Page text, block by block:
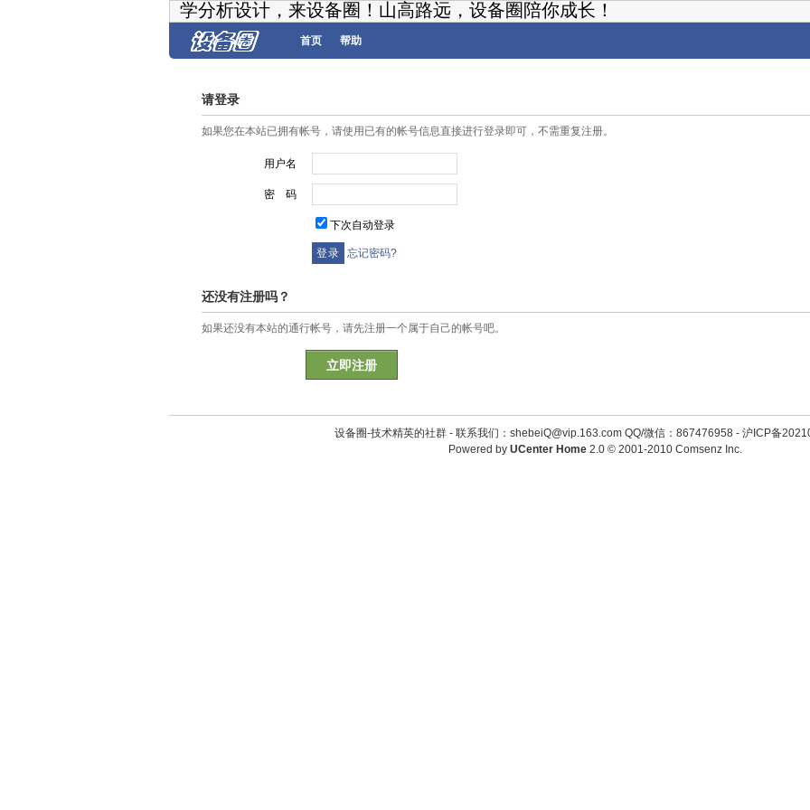
学分析设计，来设备圈！山高路远，设备圈陪你成长！
首页 帮助
请登录
如果您在本站已拥有帐号，请使用已有的帐号信息直接进行登录即可，不需重复注册。
用户名
密 码
下次自动登录
忘记密码?
还没有注册吗？
如果还没有本站的通行帐号，请先注册一个属于自己的帐号吧。
立即注册
设备圈-技术精英的社群 - 联系我们：shebeiQ@vip.163.com QQ/微信：867476958- 沪ICP备
Powered by UCenter Home 2.0© 2001-2010 Comsenz Inc.